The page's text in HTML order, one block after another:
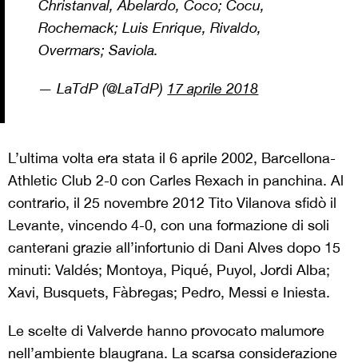
Christanval, Abelardo, Coco; Cocu,
Rochemack; Luis Enrique, Rivaldo,
Overmars; Saviola.
— LaTdP (@LaTdP) 17 aprile 2018
L’ultima volta era stata il 6 aprile 2002, Barcellona-
Athletic Club 2-0 con Carles Rexach in panchina. Al
contrario, il 25 novembre 2012 Tito Vilanova sfidò il
Levante, vincendo 4-0, con una formazione di soli
canterani grazie all’infortunio di Dani Alves dopo 15
minuti: Valdés; Montoya, Piqué, Puyol, Jordi Alba;
Xavi, Busquets, Fàbregas; Pedro, Messi e Iniesta.
Le scelte di Valverde hanno provocato malumore
nell’ambiente blaugrana. La scarsa considerazione